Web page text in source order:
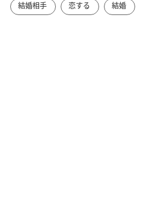
結婚相手
恋する 結婚